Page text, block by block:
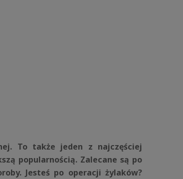
To także jeden z najczęściej
popularnością. Zalecane są po
Jesteś po operacji żylaków?